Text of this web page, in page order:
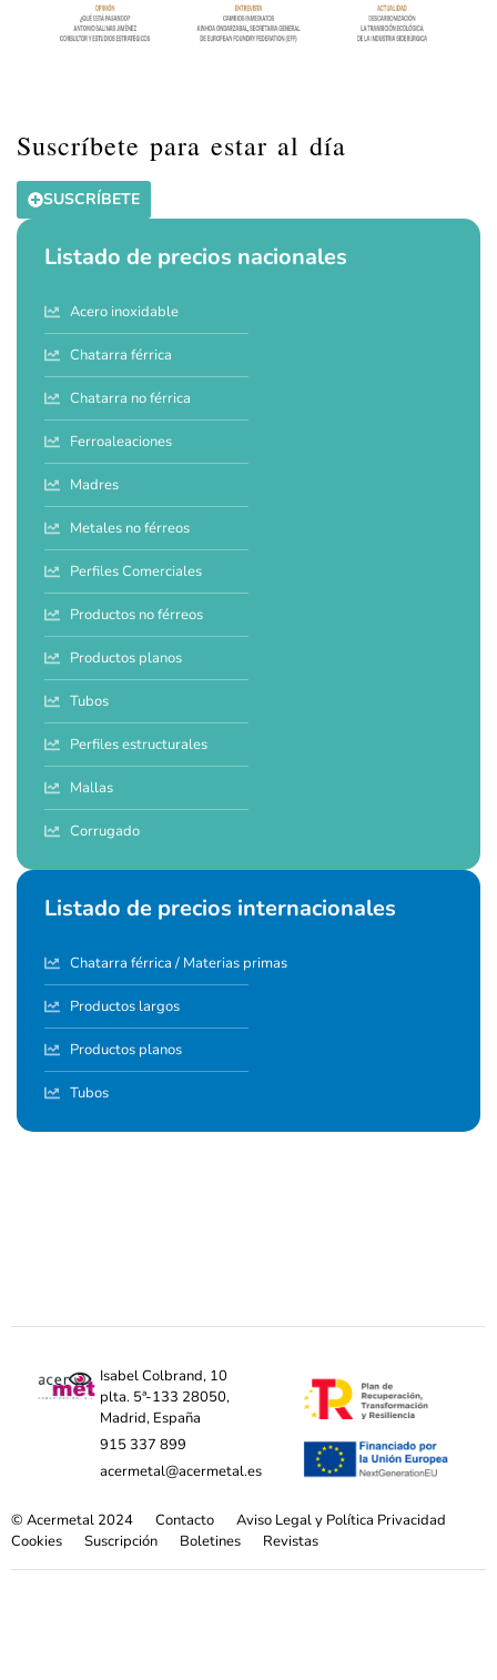
Suscríbete para estar al día
SUSCRÍBETE
Listado de precios nacionales
Acero inoxidable
Chatarra férrica
Chatarra no férrica
Ferroaleaciones
Madres
Metales no férreos
Perfiles Comerciales
Productos no férreos
Productos planos
Tubos
Perfiles estructurales
Mallas
Corrugado
Listado de precios internacionales
Chatarra férrica / Materias primas
Productos largos
Productos planos
Tubos
Isabel Colbrand, 10
plta. 5ª-133 28050,
Madrid, España
915 337 899
acermetal@acermetal.es
© Acermetal 2024 Contacto
Aviso Legal y Política Privacidad
Cookies
Suscripción Boletines Revistas